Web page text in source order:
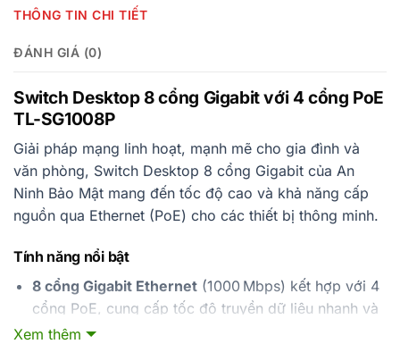
THÔNG TIN CHI TIẾT
ĐÁNH GIÁ (0)
Switch Desktop 8 cổng Gigabit với 4 cổng PoE
TL-SG1008P
Giải pháp mạng linh hoạt, mạnh mẽ cho gia đình và
văn phòng, Switch Desktop 8 cổng Gigabit của An
Ninh Bảo Mật mang đến tốc độ cao và khả năng cấp
nguồn qua Ethernet (PoE) cho các thiết bị thông minh.
Tính năng nổi bật
8 cổng Gigabit Ethernet(1000 Mbps) kết hợp với 4
cổng PoE, cung cấp tốc độ truyền dữ liệu nhanh và
ổn định.
Xem thêm